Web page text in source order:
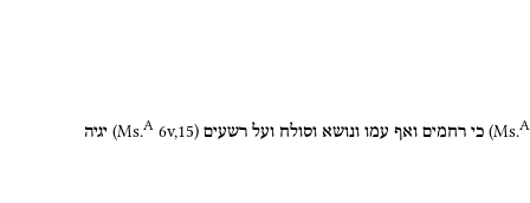
(Ms.A כי רחמים ואף עמו ונושא וסולח ועל רשעים (Ms.A 6v,15)
יגיה